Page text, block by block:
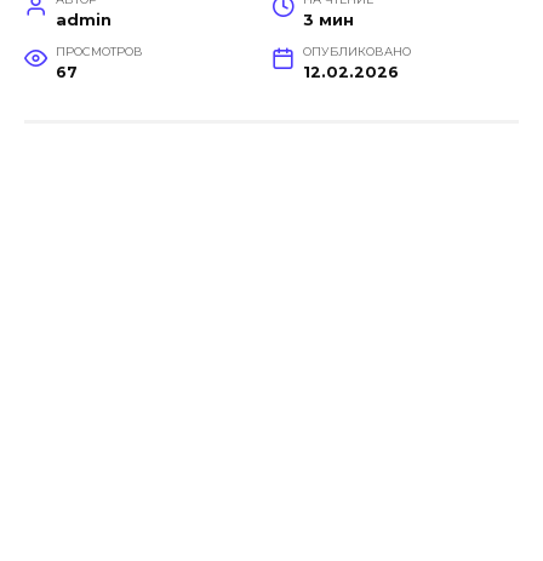
admin 3 мин
ПРОСМОТРОВ
67
ОПУБЛИКОВАНО
12.02.2026